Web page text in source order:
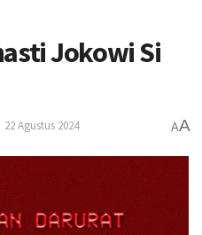
Jokowi Si
22 Agustus 2024 AA